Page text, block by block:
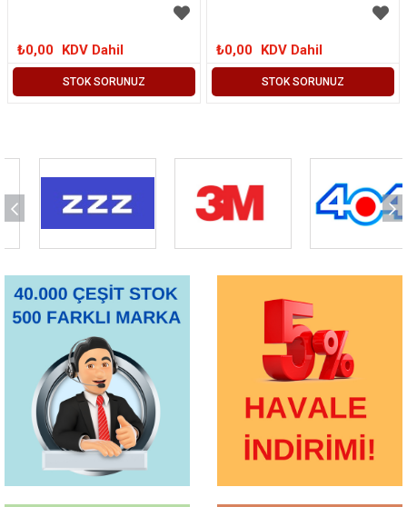
STOK SORUNUZ
₺0,00 KDV Dahil
STOK SORUNUZ
₺0,00 KDV Dahil